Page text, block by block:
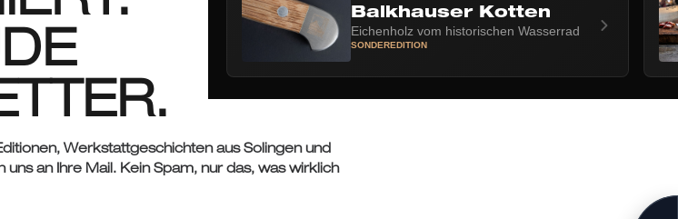
Balkhauser Kotten
Eichenholz vom historischen Wasserrad
SONDEREDITION
Werkstattgeschichten aus Solingen und
an Ihre Mail. Kein Spam, nur das, was wirklich